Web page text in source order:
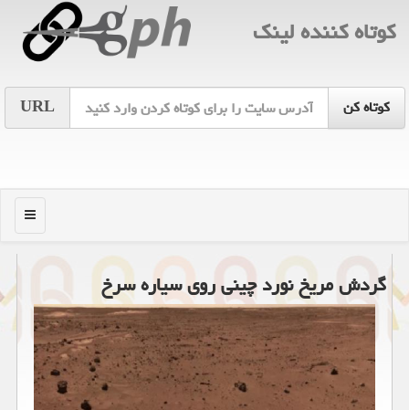
كوتاه كننده لینك
URL
منو
گردش مریخ نورد چینی روی سیاره سرخ